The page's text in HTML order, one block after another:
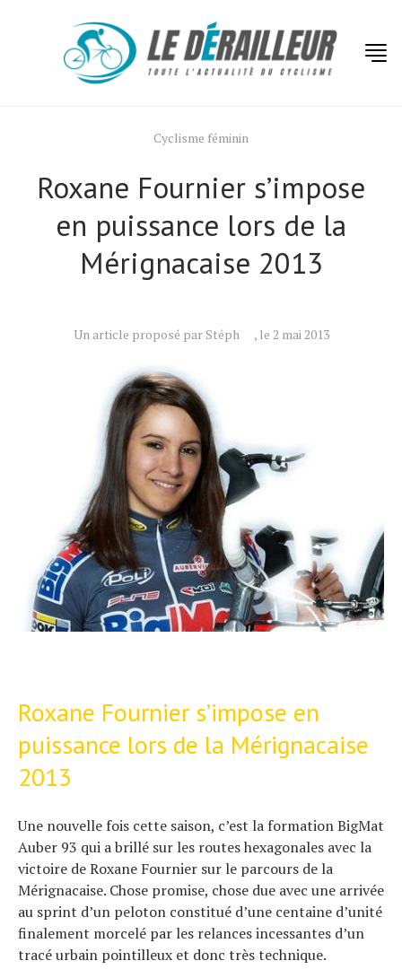
Cyclisme féminin
Roxane Fournier s’impose
en puissance lors de la
Mérignacaise 2013
Un article proposé par Stéph , le 2 mai 2013
Roxane Fournier s’impose en
puissance lors de la Mérignacaise
2013
Une nouvelle fois cette saison, c’est la formation BigMat
Auber 93 qui a brillé sur les routes hexagonales avec la
victoire de Roxane Fournier sur le parcours de la
Mérignacaise. Chose promise, chose due avec une arrivée
au sprint d’un peloton constitué d’une centaine d’unité
finalement morcelé par les relances incessantes d’un
tracé urbain pointilleux et donc très technique.
Tests de produits
Conseils
Tendances
Tous nos articles